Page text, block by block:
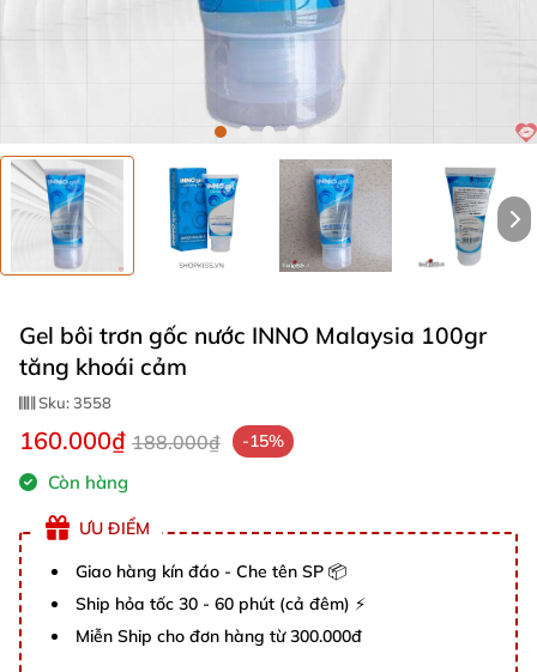
Gel bôi trơn gốc nước INNO Malaysia 100gr
tăng khoái cảm
Sku:3558
160.000₫ 188.000₫ -15%
Còn hàng
ƯU ĐIỂM
Giao hàng kín đáo - Che tên SP 📦
Ship hỏa tốc 30 - 60 phút (cả đêm) ⚡
Miễn Ship cho đơn hàng từ 300.000đ